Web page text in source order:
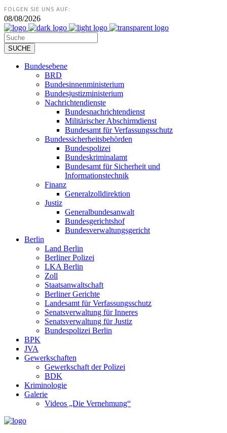
FOLGEN SIE UNS AUF:
08/08/2026
Bundesebene
BRD
Bundesinnenministerium
Bundesjustizministerium
Nachrichtendienste
Bundesnachrichtendienst
Militärischer Abschirmdienst
Bundesamt für Verfassungsschutz
Bundessicherheitsbehörden
Bundespolizei
Bundeskriminalamt
Bundesamt für Sicherheit und
Informationstechnik
Finanz
Generalzolldirektion
Justiz
Generalbundesanwalt
Bundesgerichtshof
Bundesverwaltungsgericht
Berlin
Land Berlin
Berliner Polizei
LKA Berlin
Zoll
Staatsanwaltschaft
Berliner Gerichte
Landesamt für Verfassungsschutz
Senatsverwaltung für Inneres
Senatsverwaltung für Justiz
Bundespolizei Berlin
BPK
JVA
Gewerkschaften
Gewerkschaft der Polizei
BDK
Kriminologie
Galerie
Videos „Die Vernehmung“